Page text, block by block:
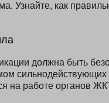
Узнайте, как
должна быть
на работе органов